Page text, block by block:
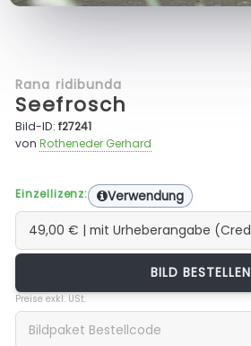
Rana ridibunda
Seefrosch
Bild-ID:f27241
vonRotheneder Gerhard
Einzellizenz: Verwendung
BILD BESTELLEN
Preise exkl. USt.